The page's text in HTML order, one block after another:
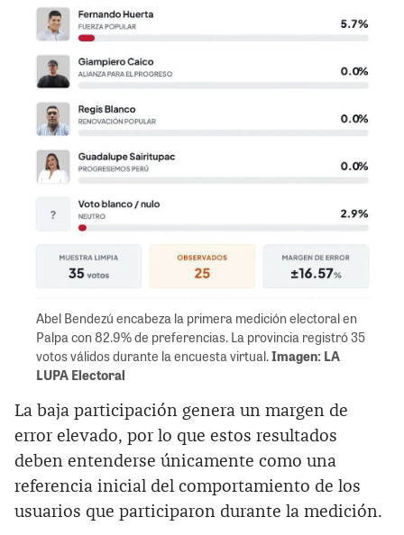
Abel Bendezú encabeza la primera medición electoral en
Palpa con 82.9% de preferencias. La provincia registró 35
votos válidos durante la encuesta virtual.Imagen: LA
LUPA Electoral
La baja participación genera un margen de
error elevado, por lo que estos resultados
deben entenderse únicamente como una
referencia inicial del comportamiento de los
usuarios que participaron durante la medición.